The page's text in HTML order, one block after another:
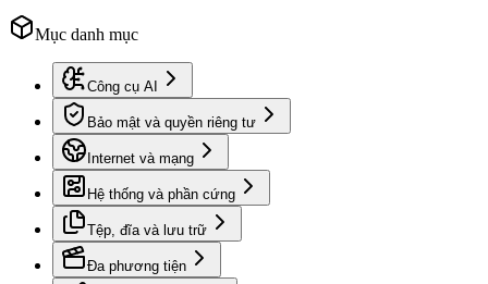
Mục danh mục
Công cụ AI
Bảo mật và quyền riêng tư
Internet và mạng
Hệ thống và phần cứng
Tệp, đĩa và lưu trữ
Đa phương tiện